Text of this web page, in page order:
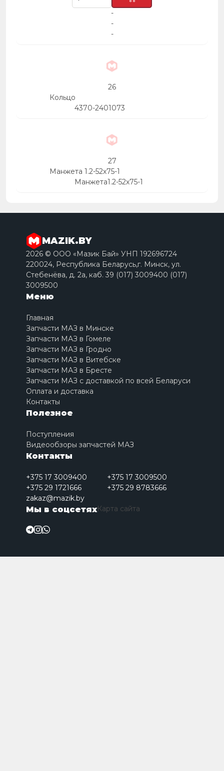
-
-
-
26
Кольцо
4370-2401073
27
Манжета 1.2-52х75-1
Манжета1.2-52х75-1
MAZIK.BY
2026 © ООО «Мазик Бай» УНП 192696724
220024, Республика Беларусь,г. Минск, ул.
Стебенёва, д. 2a, каб. 39 (017) 3009400 (017)
3009500
Меню
Главная
Запчасти МАЗ в Минске
Запчасти МАЗ в Гомеле
Запчасти МАЗ в Гродно
Запчасти МАЗ в Витебске
Запчасти МАЗ в Бресте
Запчасти МАЗ с доставкой по всей Беларуси
Оплата и доставка
Контакты
Полезное
Поступления
Видеообзоры запчастей МАЗ
Контакты
+375 17 3009400
+375 17 3009500
+375 29 1721666
+375 29 8783666
zakaz@mazik.by
Мы в соцсетяхКарта сайта